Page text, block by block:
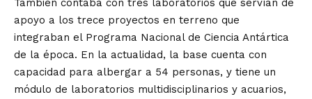
También contaba con tres laboratorios que servían de
apoyo a los trece proyectos en terreno que
integraban el Programa Nacional de Ciencia Antártica
de la época. En la actualidad, la base cuenta con
capacidad para albergar a 54 personas, y tiene un
módulo de laboratorios multidisciplinarios y acuarios,